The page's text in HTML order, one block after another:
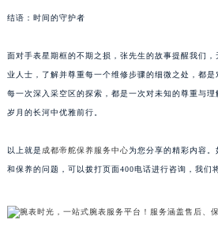
结语：时间的守护者
面对手表星期框的不期之损，张先生的故事提醒我们
业人士，了解并尊重每一个维修步骤的细微之处，都
每一次深入采空区的探索，都是一次对未知的尊重与
岁月的长河中优雅前行。
以上就是 成都帝舵保养服务中心为您分享的精彩内容
和保养的问题，可以拨打页面400电话进行咨询，我们